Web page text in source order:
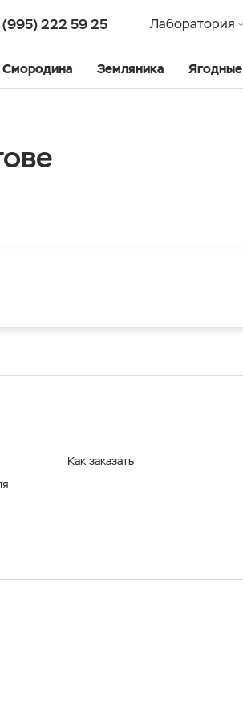
(995) 222 59 25 Лаборатория
Смородина Земляника Ягодные
Как заказать